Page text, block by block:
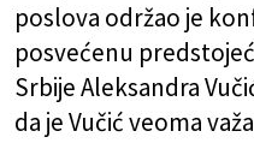
poslova održao je
posvećenu
Srbije Aleksandra
da je Vučić veoma